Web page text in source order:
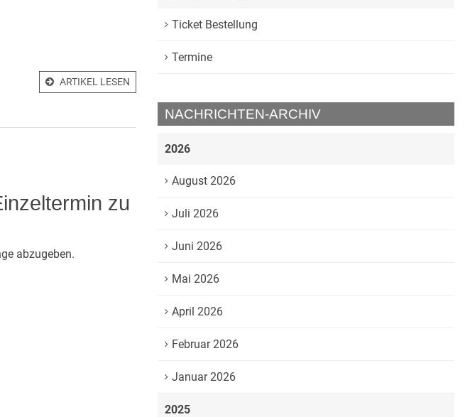
ARTIKEL LESEN
zu
abzugeben.
Ticket Bestellung
Termine
NACHRICHTEN-ARCHIV
2026
August 2026
Juli 2026
Juni 2026
Mai 2026
April 2026
Februar 2026
Januar 2026
2025